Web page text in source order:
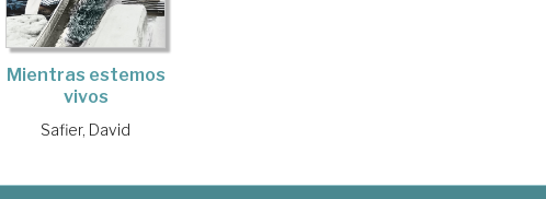
Mientras estemos
vivos
Safier, David